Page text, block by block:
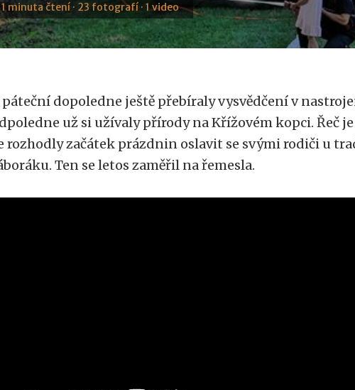
1 minuta čtení · 23 fotografí · 1 video
páteční dopoledne ještě přebíraly vysvědčení v
už si užívaly přírody na Křížovém kopci. Řeč
rozhodly začátek prázdnin oslavit se svými rodiči u
Ten se letos zaměřil na řemesla.